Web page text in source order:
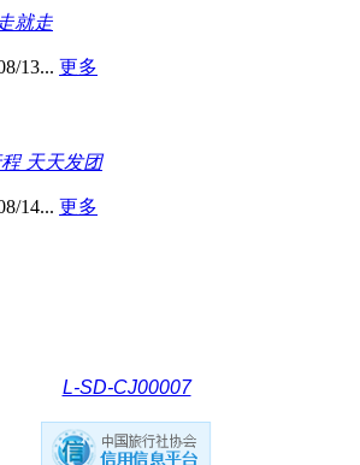
就走
13... 更多
天天发团
14... 更多
L-SD-CJ00007